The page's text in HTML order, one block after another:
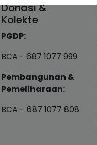
Donasi &
Kolekte
PGDP:
BCA - 687 1077 999
Pembangunan &
Pemeliharaan:
BCA – 687 1077 808